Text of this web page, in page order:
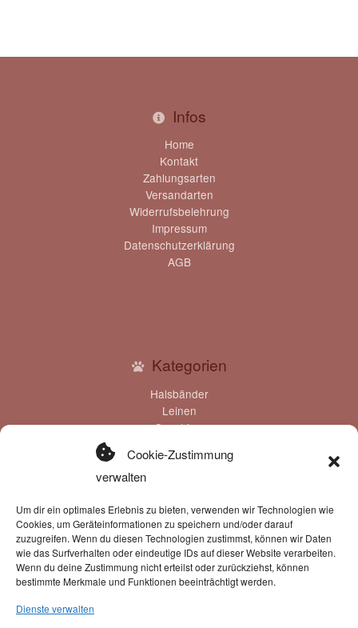
Cookie-Zustimmung
verwalten
Um dir ein optimales Erlebnis zu bieten, verwenden wir Technologien wie
Cookies, um Geräteinformationen zu speichern und/oder darauf
zuzugreifen. Wenn du diesen Technologien zustimmst, können wir Daten
wie das Surfverhalten oder eindeutige IDs auf dieser Website verarbeiten.
Wenn du deine Zustimmung nicht erteilst oder zurückziehst, können
bestimmte Merkmale und Funktionen beeinträchtigt werden.
Dienste verwalten
Infos
Home
Kontakt
Zahlungsarten
Versandarten
Widerrufsbelehrung
Impressum
Datenschutzerklärung
AGB
Kategorien
Halsbänder
Leinen
Geschirre
Gravuren
Zahlung & Versand